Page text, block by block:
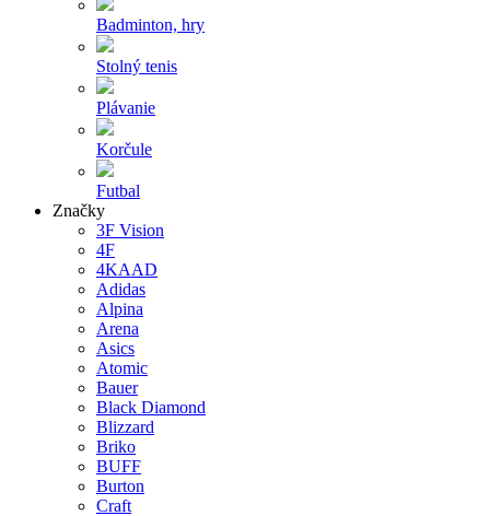
Badminton, hry
Stolný tenis
Plávanie
Korčule
Futbal
Značky
3F Vision
4F
4KAAD
Adidas
Alpina
Arena
Asics
Atomic
Bauer
Black Diamond
Blizzard
Briko
BUFF
Burton
Craft